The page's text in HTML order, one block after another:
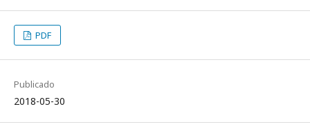
PDF
Publicado
2018-05-30